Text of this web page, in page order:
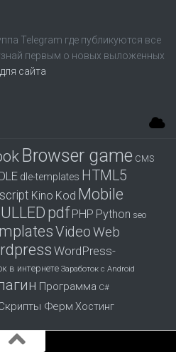
Telegram где публикуются все
первым о новых выложенных
сайта
Browser game CMS
DLE dle-templates HTML5
Kino Kod Mobile
pdf PHP Python seo
VideoWeb
WordPress-
в интернете Заработок с Android
Программа С#
Ферм Хостинг